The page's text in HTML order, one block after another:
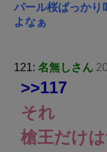
パール桜ばっかり
よなぁ
121: 名無しさん
>>117
それ
槍王だけ